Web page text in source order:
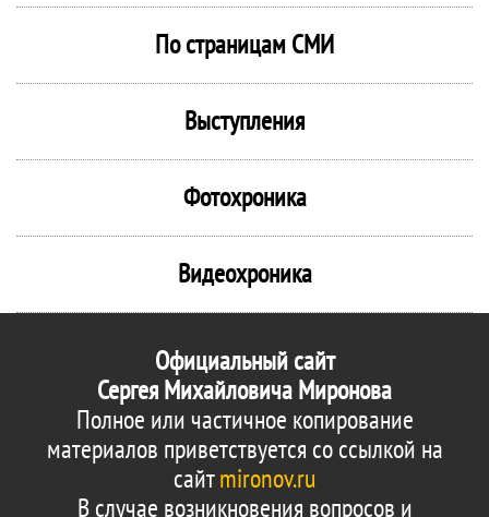
По страницам СМИ
Выступления
Фотохроника
Видеохроника
Официальный сайт
Сергея Михайловича Миронова
Полное или частичное копирование
материалов приветствуется со ссылкой на
сайтmironov.ru
В случае возникновения вопросов и